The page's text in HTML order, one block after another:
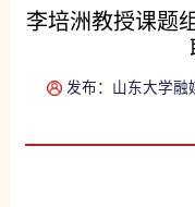
李培洲教授课题
发布：山东大学融